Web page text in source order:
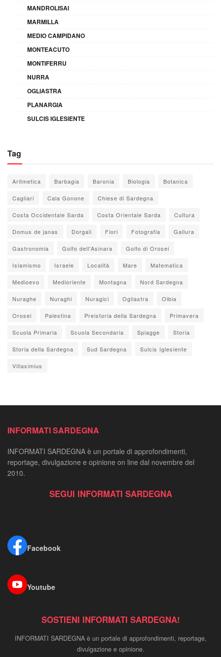
MANDROLISAI
MARMILLA
MEDIO CAMPIDANO
MONTEACUTO
MONTIFERRU
NURRA
OGLIASTRA
PLANARGIA
SULCIS IGLESIENTE
Tag
Aritmetica Barbagia Baronia Biologia Botanica
Cagliari Cala Gonone Chiese di Sardegna
Costa Occidentale Sarda Costa Orientale Sarda Cultura
Domus de janas Dorgali Fiori Fotografia Gallura
Gastronomia Golfo dell'Asinara Golfo di Orosei
Islamismo Israele Località Mare Matematica
Medioevo Medioriente Montagna Nord Sardegna
Nuraghe Nuraghi Nuragici Ogliastra Olbia
Orosei Palestina Preistoria della Sardegna Primavera
Scuola Primaria Scuola Secondaria Spiagge Storia
Storia della Sardegna Sud Sardegna Sulcis Iglesiente
Villasimius
INFORMATI SARDEGNA
INFORMATI SARDEGNA è un portale di approfondimenti,
reportage, divulgazione e opinione on line dal novembre del
2010.
SEGUI INFORMATI SARDEGNA
Facebook
Youtube
SOSTIENI INFORMATI SARDEGNA!
INFORMATI SARDEGNA è un portale di approfondimenti, reportage,
divulgazione e opinione.